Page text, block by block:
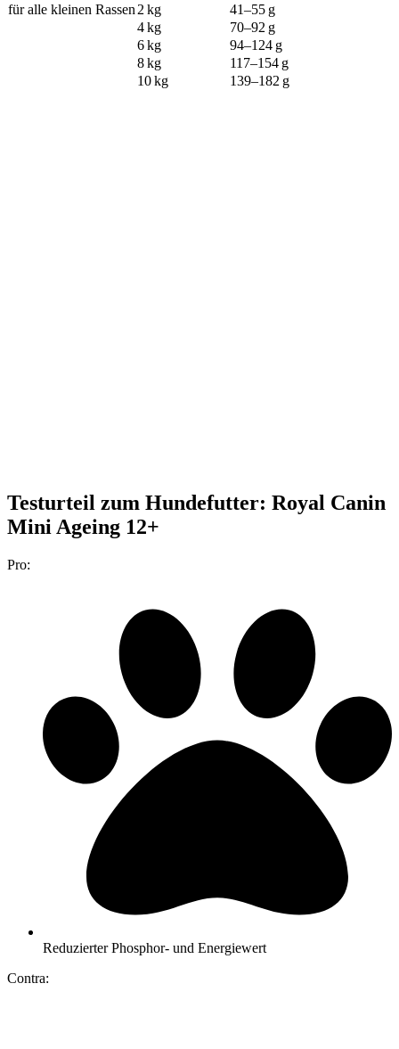
für alle kleinen Rassen 2 kg
41–55 g
4 kg
70–92 g
6 kg
94–124 g
8 kg
117–154 g
10 kg
139–182 g
Testurteil zum Hundefutter: Royal Canin
Mini Ageing 12+
Pro:
Reduzierter Phosphor- und Energiewert
Contra: